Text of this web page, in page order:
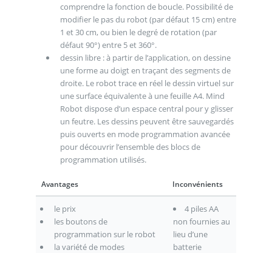
comprendre la fonction de boucle. Possibilité de
modifier le pas du robot (par défaut 15 cm) entre
1 et 30 cm, ou bien le degré de rotation (par
défaut 90°) entre 5 et 360°.
dessin libre : à partir de l’application, on dessine
une forme au doigt en traçant des segments de
droite. Le robot trace en réel le dessin virtuel sur
une surface équivalente à une feuille A4. Mind
Robot dispose d’un espace central pour y glisser
un feutre. Les dessins peuvent être sauvegardés
puis ouverts en mode programmation avancée
pour découvrir l’ensemble des blocs de
programmation utilisés.
Avantages Inconvénients
le prix
les boutons de
programmation sur le robot
la variété de modes
4 piles AA
non fournies au
lieu d’une
batterie